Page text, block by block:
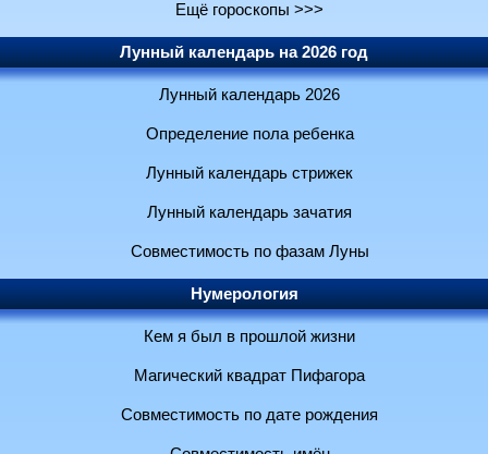
Ещё гороскопы >>>
Лунный календарь на 2026 год
Лунный календарь 2026
Определение пола ребенка
Лунный календарь стрижек
Лунный календарь зачатия
Совместимость по фазам Луны
Нумерология
Кем я был в прошлой жизни
Магический квадрат Пифагора
Совместимость по дате рождения